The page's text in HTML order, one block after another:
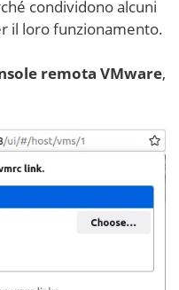
condividono alcuni
il loro funzionamento.
remota VMware,